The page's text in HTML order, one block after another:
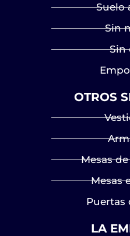
Suelo
Sin
Sin
OTROS
Mesas
Mesas
Puertas
LA